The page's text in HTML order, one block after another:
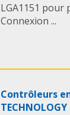
LGA1151
Connexion ...
Contrôleurs
TECHNOLOGY